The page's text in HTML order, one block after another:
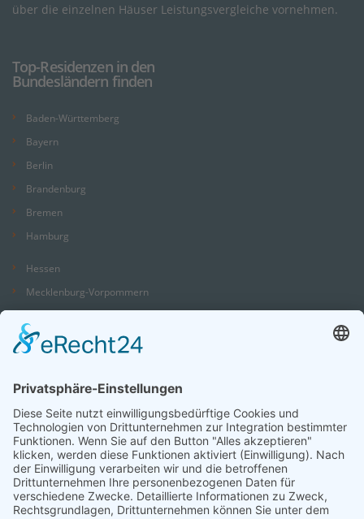
über die einzelnen Häuser Leistungsvergleiche vornehmen.
Top-Residenzen in den
Bundesländern finden
Baden-Württemberg
Bayern
Berlin
Brandenburg
Bremen
Hamburg
Hessen
Mecklenburg-Vorpommern
Niedersachsen
Nordrhein-Westfalen
Saarland
Sachsen
Sachsen-Anhalt
Schleswig-Holstein
Thüringen